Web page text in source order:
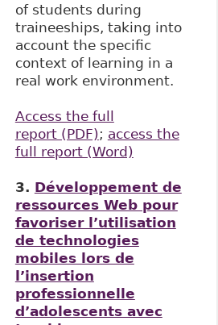
of students during
traineeships, taking into
account the specific
context of learning in a
real work environment.
Access the full
report (PDF); access the
full report (Word)
3. Développement de
ressources Web pour
favoriser l’utilisation
de technologies
mobiles lors de
l’insertion
professionnelle
d’adolescents avec